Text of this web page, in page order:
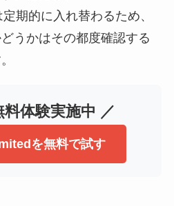
期的に入れ替わるため、
うかはその都度確認する
料体験実施中 ／
を無料で試す